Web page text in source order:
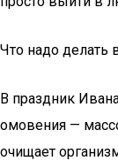
Что надо делать
В праздник
омовения —
очищает